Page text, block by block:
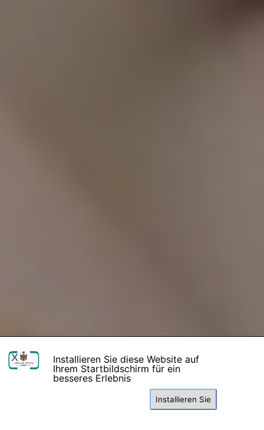
Installieren Sie diese Website auf
Ihrem Startbildschirm für ein
besseres Erlebnis
Installieren Sie
X